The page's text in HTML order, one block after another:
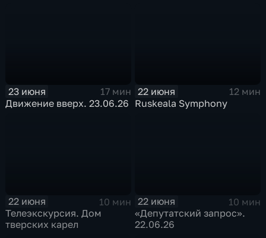
23 июня
17 мин
Движение вверх. 23.06.26
22 июня
12 мин
Ruskeala Symphony
22 июня
10 мин
Телеэкскурсия. Дом
тверских карел
22 июня
10 мин
«Депутатский запрос».
22.06.26